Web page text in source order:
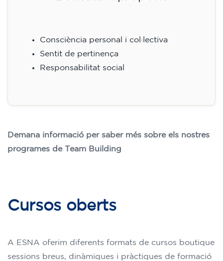
Consciència personal i col·lectiva
Sentit de pertinença
Responsabilitat social
Demana informació per saber més sobre els nostres
programes de Team Building
Cursos oberts
A ESNA oferim diferents formats de cursos boutique
sessions breus, dinàmiques i pràctiques de formació